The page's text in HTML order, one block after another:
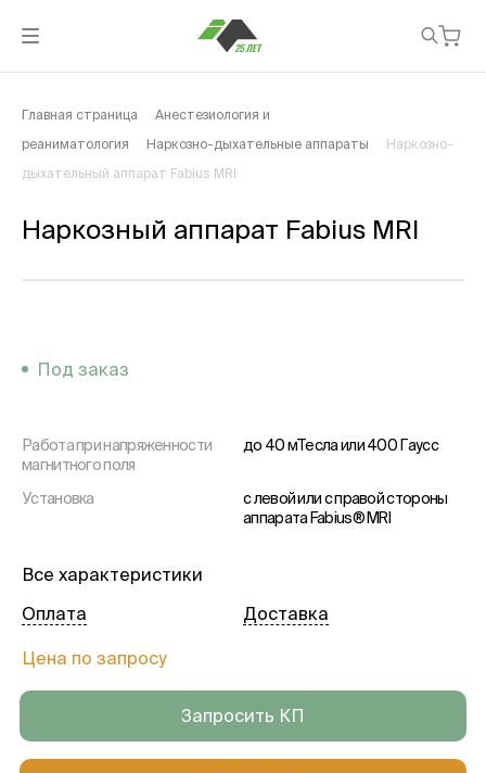
Главная страница Анестезиология и
реаниматология Наркозно-дыхательные аппараты Наркозно-
дыхательный аппарат Fabius MRI
Наркозный аппарат Fabius MRI
Под заказ
Работа при напряженности
магнитного поля
до 40 мТесла или 400 Гаусс
Установка
с левой или с правой стороны
аппарата Fabius® MRI
Все характеристики
Цена по запросу
Оплата Доставка
Запросить КП